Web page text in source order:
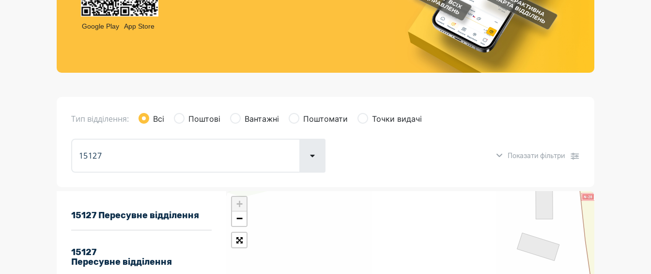
Листи та листівки
Кур’єрська доставка
Страхові послуги
Каталог «Укрпошта Маркет»
Google Play App Store
Тип відділення: Всі Поштові Вантажні Поштомати Точки видачі
Показати фільтри
7 днів на тиждень
Працюють після 19:00
Працюють у вихідні
15127 Пересувне відділення
15127
Пересувне відділення
+
−